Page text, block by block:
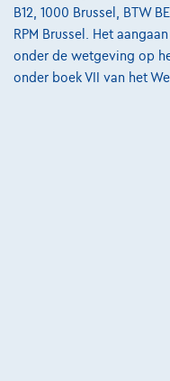
Mercedes-Benz A
60.150 km
B12, 1000 Brussel, BTW
RPM Brussel. Het
onder de wetgeving op
onder boek VII van het